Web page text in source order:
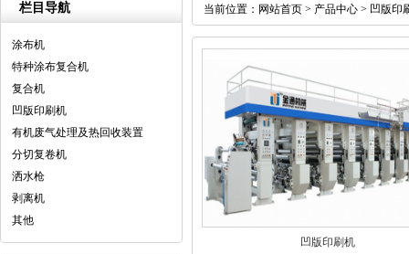
栏目导航
涂布机
特种涂布复合机
复合机
凹版印刷机
有机废气处理及热回收装置
分切复卷机
洒水枪
剥离机
其他
当前位置： 网站首页 > 产品中心 > 凹版印
凹版印刷机